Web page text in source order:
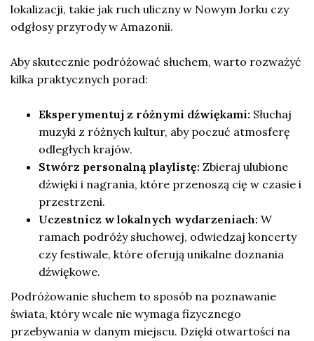
lokalizacji, takie jak ruch uliczny w Nowym Jorku czy
odgłosy przyrody w Amazonii.
Aby skutecznie podróżować słuchem, warto rozważyć
kilka praktycznych porad:
Eksperymentuj z różnymi dźwiękami: Słuchaj
muzyki z różnych kultur, aby poczuć atmosferę
odległych krajów.
Stwórz personalną playlistę: Zbieraj ulubione
dźwięki i nagrania, które przenoszą cię w czasie i
przestrzeni.
Uczestnicz w lokalnych wydarzeniach: W
ramach podróży słuchowej, odwiedzaj koncerty
czy festiwale, które oferują unikalne doznania
dźwiękowe.
Podróżowanie słuchem to sposób na poznawanie
świata, który wcale nie wymaga fizycznego
przebywania w danym miejscu. Dzięki otwartości na